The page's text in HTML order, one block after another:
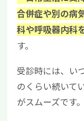
合併症や別の病
科や呼吸器内科
す。
受診時には、い
のくらい続いて
がスムーズです。